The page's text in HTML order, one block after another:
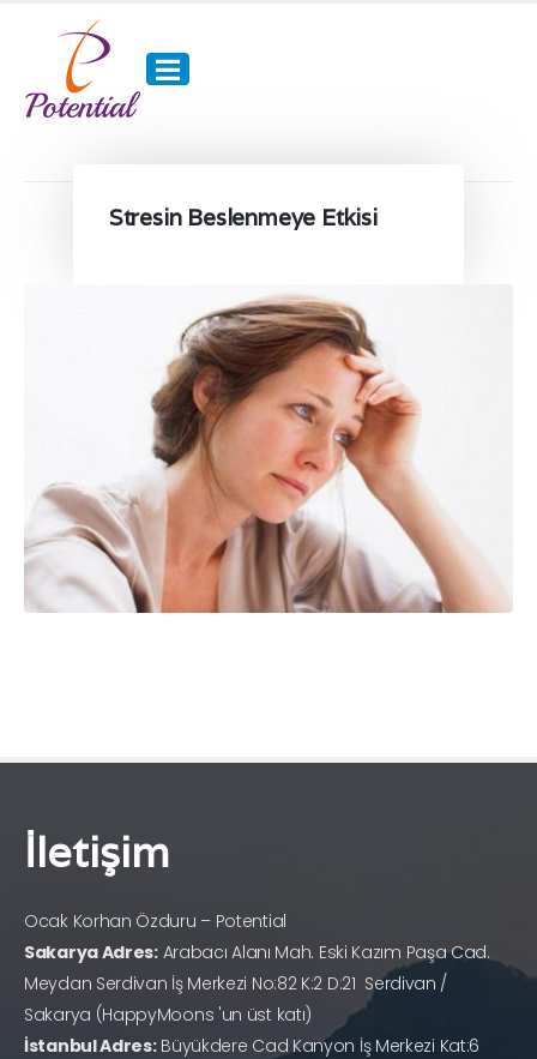
Stresin Beslenmeye Etkisi
İletişim
Ocak Korhan Özduru – Potential
Sakarya Adres:Arabacı Alanı Mah. Eski Kazım Paşa Cad.
Meydan Serdivan İş Merkezi No:82 K:2 D:21 Serdivan /
Sakarya (HappyMoons 'un üst katı)
İstanbul Adres:Büyükdere Cad Kanyon İş Merkezi Kat:6